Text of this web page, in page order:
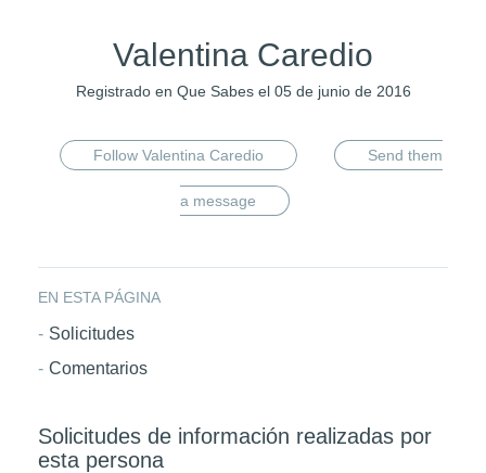
Valentina Caredio
Registrado en Que Sabes el 05 de junio de 2016
Follow Valentina Caredio Send them
a message
EN ESTA PÁGINA
Solicitudes
Comentarios
Solicitudes de información realizadas por
esta persona